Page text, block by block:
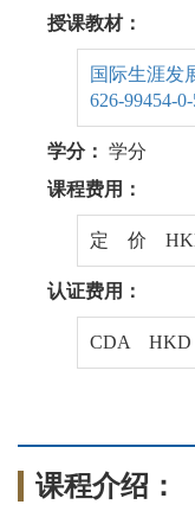
授课教材：
国际生涯发
626-99454-
学分： 学分
课程费用：
定 价 HKD
认证费用：
CDA HKD
课程介绍：